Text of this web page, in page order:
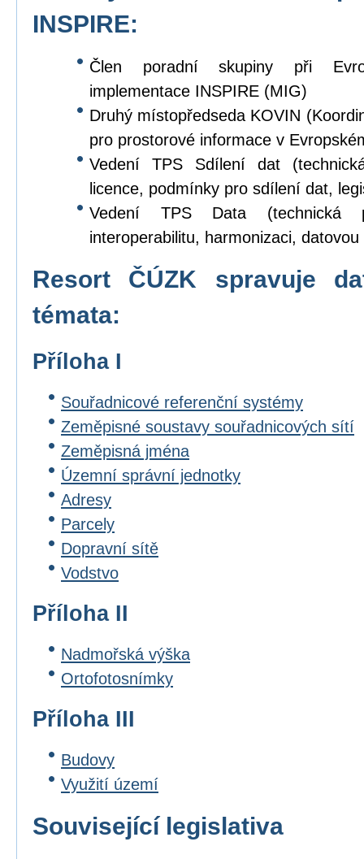
INSPIRE:
Člen poradní skupiny při
implementace INSPIRE (MIG)
Druhý místopředseda KOVIN
pro prostorové informace v
Vedení TPS Sdílení dat
licence, podmínky pro sdílení dat,
Vedení TPS Data (technická
interoperabilitu, harmonizaci,
Resort ČÚZK spravuje
témata:
Příloha I
Souřadnicové referenční systémy
Zeměpisné soustavy souřadnicových sítí
Zeměpisná jména
Územní správní jednotky
Adresy
Parcely
Dopravní sítě
Vodstvo
Příloha II
Nadmořská výška
Ortofotosnímky
Příloha III
Budovy
Využití území
Související legislativa